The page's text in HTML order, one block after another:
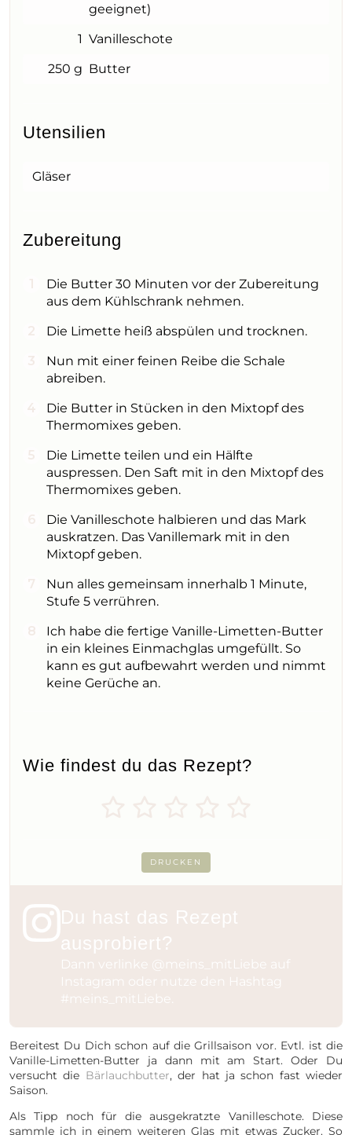
geeignet)
1 Vanilleschote
250 g Butter
Utensilien
Gläser
Zubereitung
Die Butter 30 Minuten vor der Zubereitung
aus dem Kühlschrank nehmen.
Die Limette heiß abspülen und trocknen.
Nun mit einer feinen Reibe die Schale
abreiben.
Die Butter in Stücken in den Mixtopf des
Thermomixes geben.
Die Limette teilen und ein Hälfte
auspressen. Den Saft mit in den Mixtopf des
Thermomixes geben.
Die Vanilleschote halbieren und das Mark
auskratzen. Das Vanillemark mit in den
Mixtopf geben.
Nun alles gemeinsam innerhalb 1 Minute,
Stufe 5 verrühren.
Ich habe die fertige Vanille-Limetten-Butter
in ein kleines Einmachglas umgefüllt. So
kann es gut aufbewahrt werden und nimmt
keine Gerüche an.
Wie findest du das Rezept?
DRUCKEN
Du hast das Rezept
ausprobiert?
Dann verlinke @meins_mitLiebe auf
Instagram oder nutze den Hashtag
#meins_mitLiebe.
Bereitest Du Dich schon auf die Grillsaison vor. Evtl. ist die
Vanille-Limetten-Butter ja dann mit am Start. Oder Du
versucht die Bärlauchbutter, der hat ja schon fast wieder
Saison.
Als Tipp noch für die ausgekratzte Vanilleschote. Diese
sammle ich in einem weiteren Glas mit etwas Zucker. So